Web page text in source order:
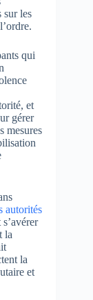
sur les
qui
et
gérer
mesures
autorités
la
la
et